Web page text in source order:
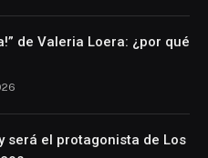
de Valeria Loera: ¿por qué
será el protagonista de Los